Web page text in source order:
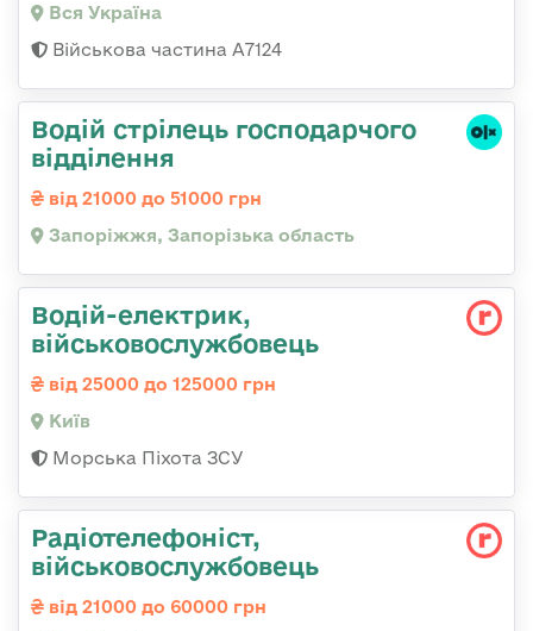
Вся Україна
Військова частина А7124
Водій стрілець господарчого
відділення
від 21000 до 51000 грн
Запоріжжя, Запорізька область
Водій-електрик,
військовослужбовець
від 25000 до 125000 грн
Київ
Морська Піхота ЗСУ
Радіотелефоніст,
військовослужбовець
від 21000 до 60000 грн